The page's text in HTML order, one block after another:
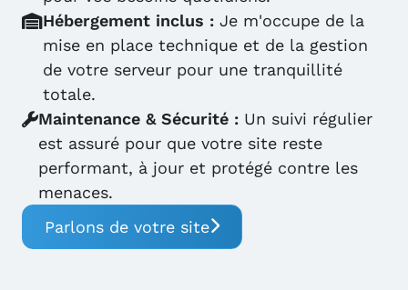
Hébergement inclus : Je m'occupe de la
mise en place technique et de la gestion
de votre serveur pour une tranquillité
totale.
Maintenance & Sécurité : Un suivi régulier
est assuré pour que votre site reste
performant, à jour et protégé contre les
menaces.
Parlons de votre site